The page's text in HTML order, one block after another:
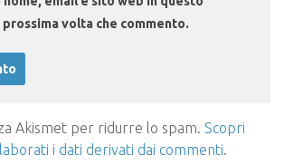
volta che commento.
Akismet per ridurre lo spam. Scopri
i dati derivati dai commenti.